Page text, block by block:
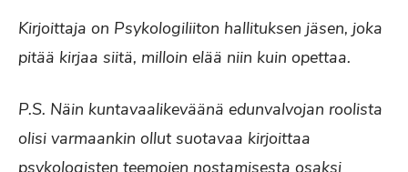
Kirjoittaja on Psykologiliiton hallituksen jäsen, joka
pitää kirjaa siitä, milloin elää niin kuin opettaa.
P.S. Näin kuntavaalikeväänä edunvalvojan roolista
olisi varmaankin ollut suotavaa kirjoittaa
psykologisten teemojen nostamisesta osaksi